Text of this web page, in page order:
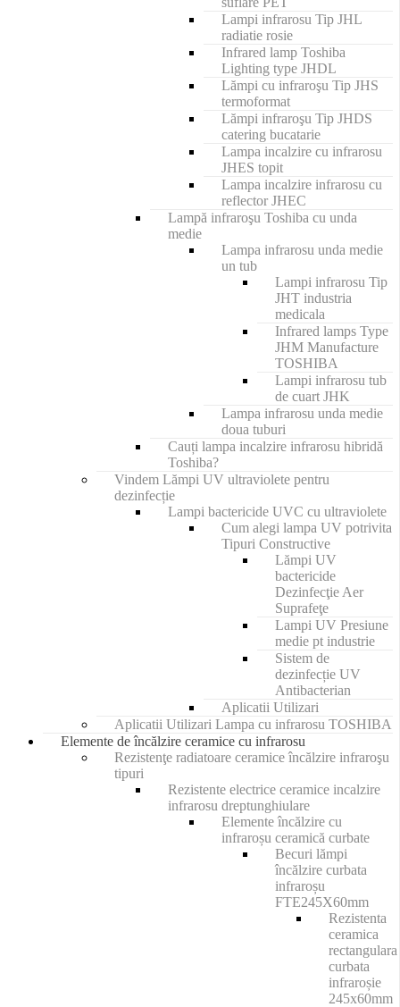
Lampi infrarosu Tip JHL
radiatie rosie
Infrared lamp Toshiba
Lighting type JHDL
Lămpi cu infraroşu Tip JHS
termoformat
Lămpi infraroşu Tip JHDS
catering bucatarie
Lampa incalzire cu infrarosu
JHES topit
Lampa incalzire infrarosu cu
reflector JHEC
Lampă infraroşu Toshiba cu unda
medie
Lampa infrarosu unda medie
un tub
Lampi infrarosu Tip
JHT industria
medicala
Infrared lamps Type
JHM Manufacture
TOSHIBA
Lampi infrarosu tub
de cuart JHK
Lampa infrarosu unda medie
doua tuburi
Cauți lampa incalzire infrarosu hibridă
Toshiba?
Vindem Lămpi UV ultraviolete pentru
dezinfecție
Lampi bactericide UVC cu ultraviolete
Cum alegi lampa UV potrivita
Tipuri Constructive
Lămpi UV
bactericide
Dezinfecţie Aer
Suprafeţe
Lampi UV Presiune
medie pt industrie
Sistem de
dezinfecție UV
Antibacterian
Aplicatii Utilizari
Aplicatii Utilizari Lampa cu infrarosu TOSHIBA
Elemente de încălzire ceramice cu infrarosu
Rezistenţe radiatoare ceramice încălzire infraroşu
tipuri
Rezistente electrice ceramice incalzire
infrarosu dreptunghiulare
Elemente încălzire cu
infraroșu ceramică curbate
Becuri lămpi
încălzire curbata
infraroșu
FTE245X60mm
Rezistenta
ceramica
rectangulara
curbata
infraroșie
245x60mm